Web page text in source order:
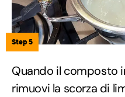
Step 5
Quando il composto
rimuovi la scorza di